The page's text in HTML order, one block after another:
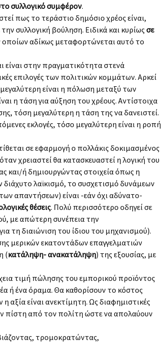
συλλογικό συμφέρον.
πως το τεράστιο δημόσιο χρέος είναι,
συλλογική βούληση. Ειδικά και κυρίωςσε
αδίκως μεταφορτώνεται αυτό το
είναι στην πραγματικότητα στενά
επιλογές των πολιτικών κομμάτων. Αρκεί
είναι η πόλωση μεταξύ των
η τάση για αύξηση του χρέους. Αντίστοιχα
τόση μεγαλύτερη η τάση της να δανειστεί.
εκλογές, τόσο μεγαλύτερη είναι η ροπή
σε εφαρμογή ο πολλάκις δοκιμασμένος
χρειαστεί θα κατασκευαστεί η λογική του
και/ή δημιουργώντας στοιχεία όπως η
λαϊκισμό, το συσχετισμό δυνάμεων
απαντήσεων) είναι -εάν όχι αδύνατο-
θέσεις. Πολύ περισσότερο οδηγεί σε
με απώτερη συνέπεια την
τη διαιώνιση του ίδιου του μηχανισμού).
μερικών εκατοντάδων επαγγελματιών
(κατάληψη- ανακατάληψη) της εξουσίας, με
τιμή πώλησης του εμπορικού προϊόντος
ή ένα όραμα. Θα καθορίσουν το κόστος
είναι ανεκτίμητη. Ως διαφημιστικές
πίστη από τον πολίτη ώστε να απολαύουν
τρομοκρατώντας,